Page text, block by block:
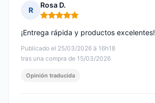
R
Rosa D.
Nota: 5 de 5
Publicado el 25/03/2026 à 16h18
tras una compra de 15/03/2026
¡Entrega rápida y productos excelentes!
Opinión traducida